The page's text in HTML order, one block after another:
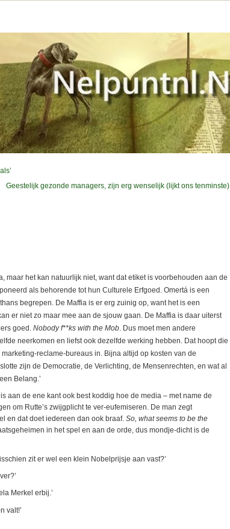
Geestelijk gezonde managers, zijn erg wenselijk (lijkt ons tenminste)
maar het kan natuurlijk niet, want dat etiket is voorbehouden aan de
als behorende tot hun Culturele Erfgoed. Omertá is een
begrepen. De Maffia is er erg zuinig op, want het is een
er niet zo maar mee aan de sjouw gaan. De Maffia is daar uiterst
goed. Nobody f**ks with the Mob . Dus moet men andere
neerkomen en liefst ook dezelfde werking hebben. Dat hoopt die
marketing-reclame-bureaus in. Bijna altijd op kosten van de
zijn de Democratie, de Verlichting, de Mensenrechten, en wat al
Belang.’
aan de ene kant ook best koddig hoe de media – met name de
om Rutte’s zwijgplicht te ver-eufemiseren. De man zegt
en dat doet iedereen dan ook braaf. So, what seems to be the
in het spel en aan de orde, dus mondje-dicht is de
zit er wel een klein Nobelprijsje aan vast?’
Merkel erbij.’
valt!’